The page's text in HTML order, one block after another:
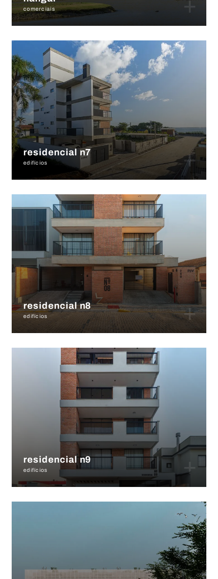
comerciais
residencial n7
edifícios +
residencial n8
edifícios +
residencial n9
edifícios +